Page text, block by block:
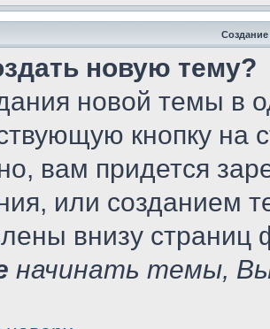
новую тему?
новой темы в
кнопку
вам придется
или созданием
внизу
начинать темы,